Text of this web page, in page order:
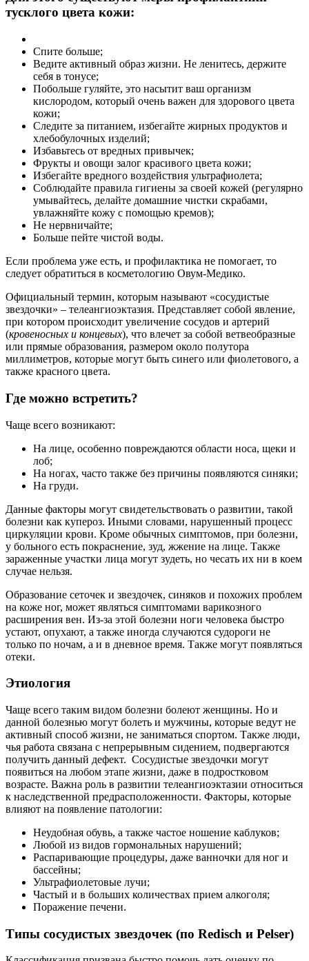
тусклого цвета кожи:
Спите больше;
Ведите активный образ жизни. Не ленитесь, держите
себя в тонусе;
Побольше гуляйте, это насытит ваш организм
кислородом, который очень важен для здорового цвета
кожи;
Следите за питанием, избегайте жирных продуктов и
хлебобулочных изделий;
Избавьтесь от вредных привычек;
Фрукты и овощи залог красивого цвета кожи;
Избегайте вредного воздействия ультрафиолета;
Соблюдайте правила гигиены за своей кожей (регулярно
умывайтесь, делайте домашние чистки скрабами,
увлажняйте кожу с помощью кремов);
Не нервничайте;
Больше пейте чистой воды.
Если проблема уже есть, и профилактика не помогает, то
следует обратиться в косметологию Овум-Медико.
Официальный термин, которым называют «сосудистые
звездочки» – телеангиоэктазия. Представляет собой явление,
при котором происходит увеличение сосудов и артерий
(кровеносных и концевых), что влечет за собой ветвеобразные
или прямые образования, размером около полутора
миллиметров, которые могут быть синего или фиолетового, а
также красного цвета.
Где можно встретить?
Чаще всего возникают:
На лице, особенно повреждаются области носа, щеки и
лоб;
На ногах, часто также без причины появляются синяки;
На груди.
Данные факторы могут свидетельствовать о развитии, такой
болезни как купероз. Иными словами, нарушенный процесс
циркуляции крови. Кроме обычных симптомов, при болезни,
у больного есть покраснение, зуд, жжение на лице. Также
зараженные участки лица могут зудеть, но чесать их ни в коем
случае нельзя.
Образование сеточек и звездочек, синяков и похожих проблем
на коже ног, может являться симптомами варикозного
расширения вен. Из-за этой болезни ноги человека быстро
устают, опухают, а также иногда случаются судороги не
только по ночам, а и в дневное время. Также могут появляться
отеки.
Этиология
Чаще всего таким видом болезни болеют женщины. Но и
данной болезнью могут болеть и мужчины, которые ведут не
активный способ жизни, не заниматься спортом. Также люди,
чья работа связана с непрерывным сидением, подвергаются
получить данный дефект. Сосудистые звездочки могут
появиться на любом этапе жизни, даже в подростковом
возрасте. Важна роль в развитии телеангиоэктазии относиться
к наследственной предрасположенности. Факторы, которые
влияют на появление патологии:
Неудобная обувь, а также частое ношение каблуков;
Любой из видов гормональных нарушений;
Распаривающие процедуры, даже ванночки для ног и
бассейны;
Ультрафиолетовые лучи;
Частый и в больших количествах прием алкоголя;
Поражение печени.
Типы сосудистых звездочек (по Redisch и Pelser)